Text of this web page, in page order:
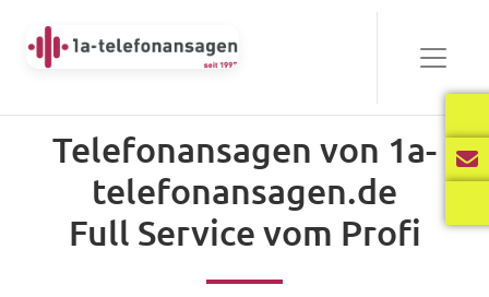
Bewährt
Player
00:00
Telefonansagen von 1a-
telefonansagen.de
Full Service vom Profi